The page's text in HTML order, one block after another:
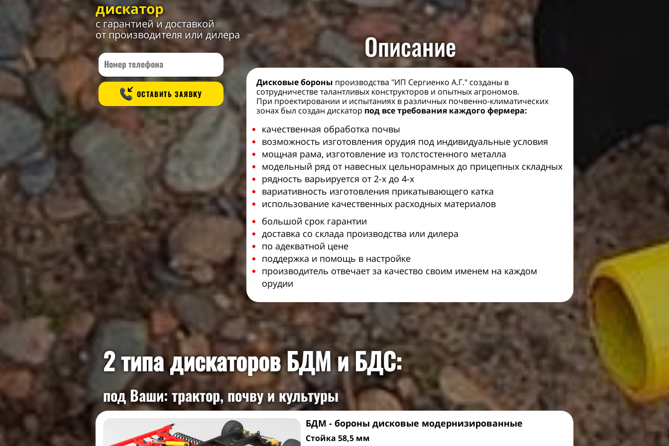
дискатор
с гарантией и доставкой
от производителя или дилера
ОСТАВИТЬ ЗАЯВКУ
Описание
Дисковые бороны производства "ИП Сергиенко А.Г." созданы в
сотрудничестве талантливых конструкторов и опытных агрономов.
При проектировании и испытаниях в различных почвенно-климатических
зонах был создан дискатор под все требования каждого фермера:
качественная обработка почвы
возможность изготовления орудия под индивидуальные условия
мощная рама, изготовление из толстостенного металла
модельный ряд от навесных цельнорамных до прицепных складных
рядность варьируется от 2-х до 4-х
вариативность изготовления прикатывающего катка
использование качественных расходных материалов
большой срок гарантии
доставка со склада производства или дилера
по адекватной цене
поддержка и помощь в настройке
производитель отвечает за качество своим именем на каждом
орудии
2 типа дискаторов БДМ и БДС:
под Ваши: трактор, почву и культуры
БДМ - бороны дисковые модернизированные
Стойка 58,5 мм